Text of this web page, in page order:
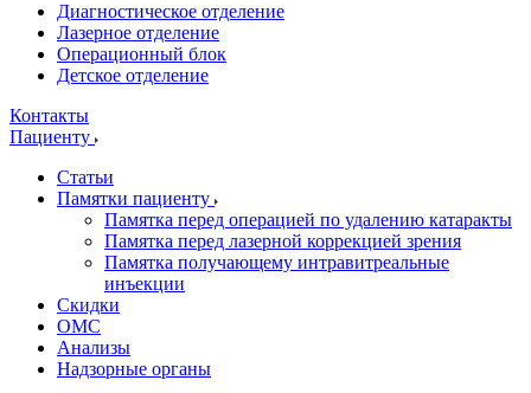
Диагностическое отделение
Лазерное отделение
Операционный блок
Детское отделение
Контакты
Пациенту
Статьи
Памятки пациенту
Памятка перед операцией по удалению катаракты
Памятка перед лазерной коррекцией зрения
Памятка получающему интравитреальные
инъекции
Скидки
ОМС
Анализы
Надзорные органы